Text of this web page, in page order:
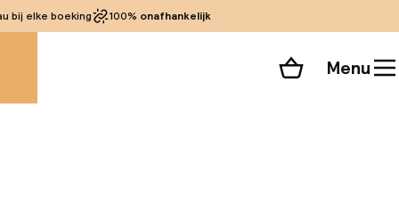
bij elke boeking 100% onafhankelijk
Winkelmand
Menu